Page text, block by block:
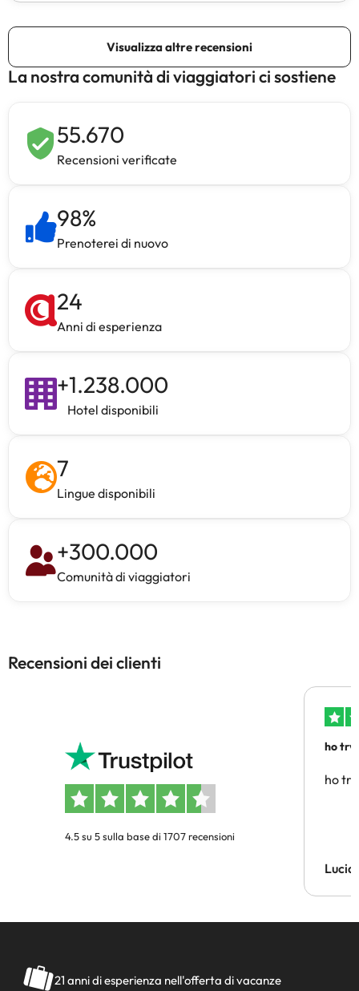
La nostra comunità di viaggiatori ci sostiene
55.670
Recensioni verificate
98%
Prenoterei di nuovo
24
Anni di esperienza
+1.238.000
Hotel disponibili
7
Lingue disponibili
+300.000
Comunità di viaggiatori
Recensioni dei clienti
4.5 su 5 sulla base di 1707 recensioni
ho
ho
Lucia
21 anni di esperienza nell'offerta di vacanze